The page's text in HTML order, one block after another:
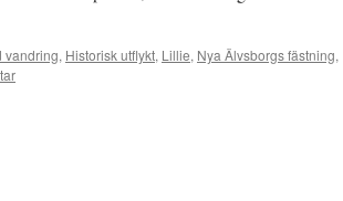
vandring, Historisk utflykt, Lillie, Nya Älvsborgs fästning,